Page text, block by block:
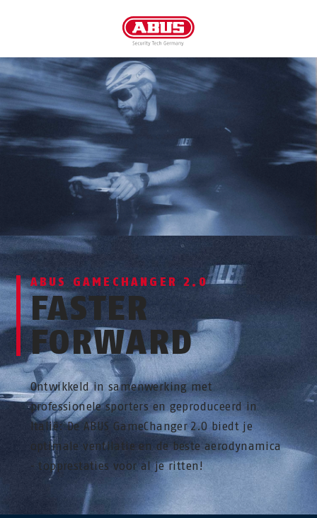
ABUS GAMECHANGER 2.0
FASTER
FORWARD
Ontwikkeld in samenwerking met
professionele sporters en geproduceerd in
Italië: De ABUS GameChanger 2.0 biedt je
optimale ventilatie en de beste aerodynamica
- topprestaties voor al je ritten!